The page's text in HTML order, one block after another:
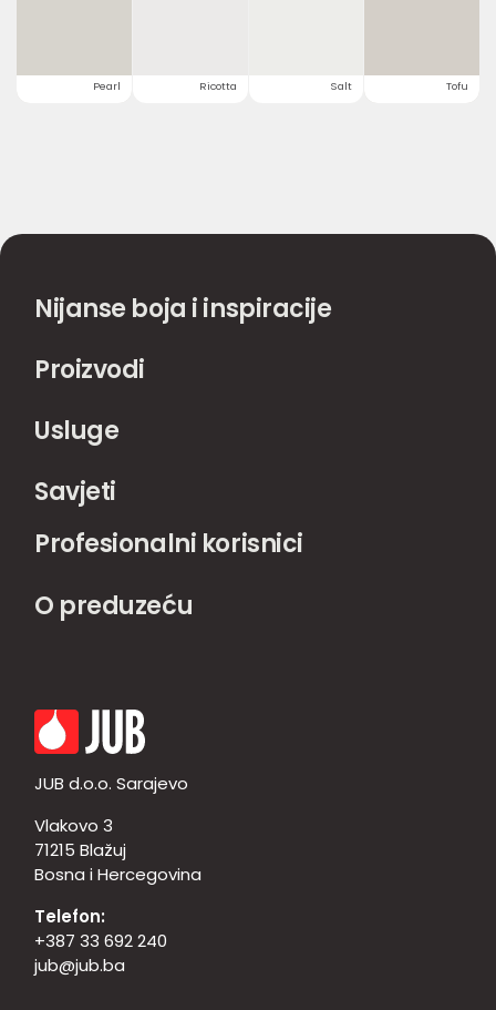
Pearl Ricotta Salt Tofu
Nijanse boja i inspiracije
Proizvodi
Usluge
Savjeti
Profesionalni korisnici
O preduzeću
JUB d.o.o. Sarajevo
Vlakovo 3
71215 Blažuj
Bosna i Hercegovina
Telefon:
+387 33 692 240
jub@jub.ba